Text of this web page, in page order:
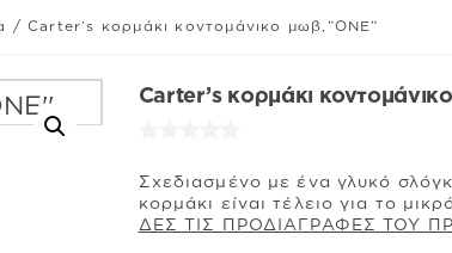
/Carter’s κορμάκι κοντομάνικο μωβ,”ONE”
Carter’s κορμάκι
Σχεδιασμένο με ένα γλυκό
κορμάκι είναι τέλειο για το
ΔΕΣ ΤΙΣ ΠΡΟΔΙΑΓΡΑΦΕΣ ΤΟΥ